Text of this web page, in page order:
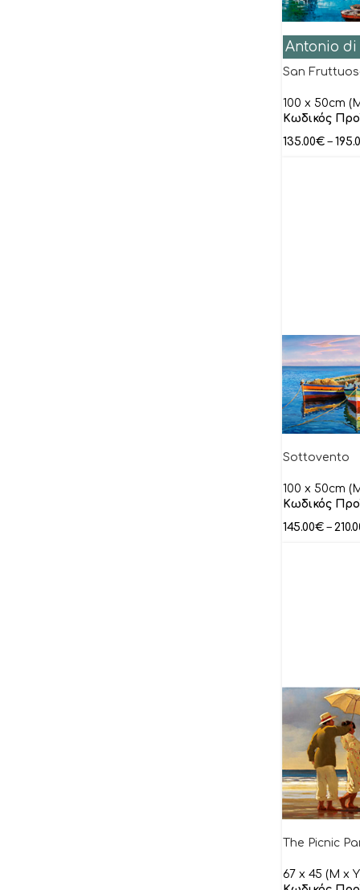
Antonio di
San
100 x 50cm
Κωδικός
135.00€ –
Sottovento
100 x 50cm
Κωδικός
145.00€ –
The Picnic
67 x 45 (M x